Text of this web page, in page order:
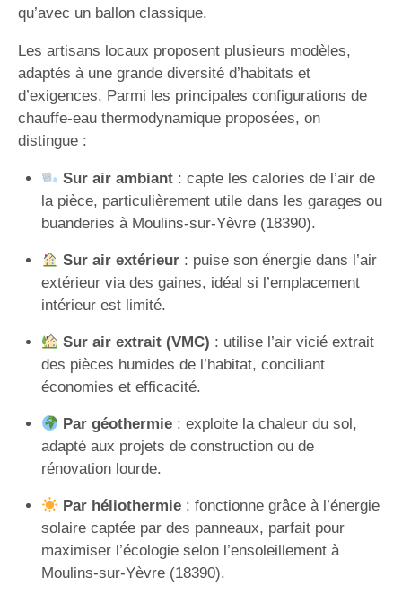
qu’avec un ballon classique.
Les artisans locaux proposent plusieurs modèles,
adaptés à une grande diversité d’habitats et
d’exigences. Parmi les principales configurations de
chauffe-eau thermodynamique proposées, on
distingue :
Sur air ambiant: capte les calories de l’air de
la pièce, particulièrement utile dans les garages ou
buanderies à Moulins-sur-Yèvre (18390).
Sur air extérieur: puise son énergie dans l’air
extérieur via des gaines, idéal si l’emplacement
intérieur est limité.
Sur air extrait (VMC) : utilise l’air vicié extrait
des pièces humides de l’habitat, conciliant
économies et efficacité.
Par géothermie: exploite la chaleur du sol,
adapté aux projets de construction ou de
rénovation lourde.
Par héliothermie: fonctionne grâce à l’énergie
solaire captée par des panneaux, parfait pour
maximiser l’écologie selon l’ensoleillement à
Moulins-sur-Yèvre (18390).